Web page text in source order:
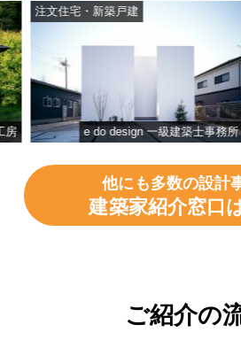
注文住宅・新築戸建
e do design 一級建築士事務所
他にも多数の設計
建築家紹介窓口
ご紹介の